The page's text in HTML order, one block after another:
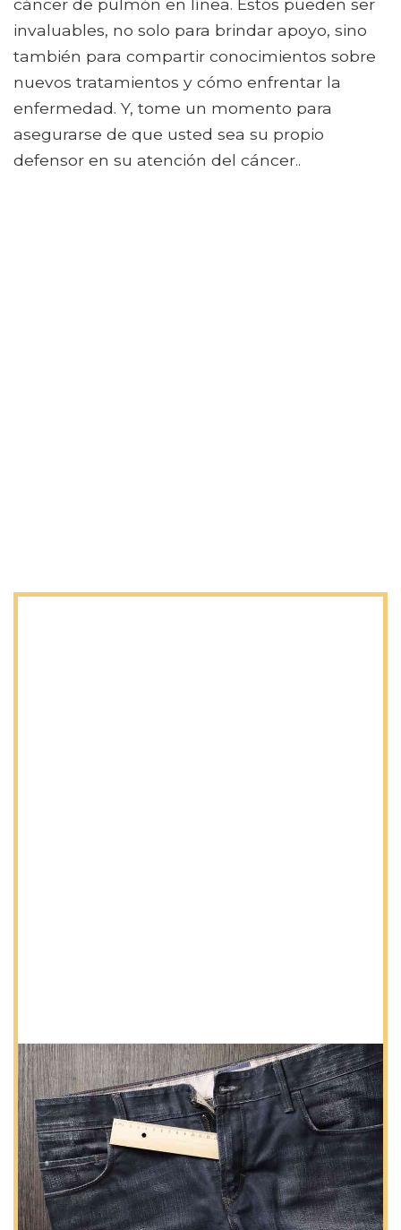
cáncer de pulmón en línea. Estos pueden ser
invaluables, no solo para brindar apoyo, sino
también para compartir conocimientos sobre
nuevos tratamientos y cómo enfrentar la
enfermedad. Y, tome un momento para
asegurarse de que usted sea su propio
defensor en su atención del cáncer..